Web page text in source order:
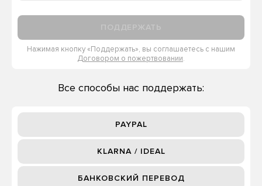
Нажимая кнопку «Поддержать», вы соглашаетесь с нашим
Договором о пожертвовании.
Все способы нас поддержать:
PAYPAL
KLARNA / IDEAL
БАНКОВСКИЙ ПЕРЕВОД